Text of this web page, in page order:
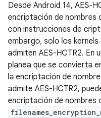
Desde Android 14, AES-
encriptación de nombres
con instrucciones de
embargo, solo los
admiten AES-HCTR2. En
planea que se convierta
la encriptación de
admite AES-HCTR2,
encriptación de nombres